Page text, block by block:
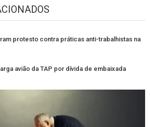
protesto contra práticas anti-trabalhistas na
avião da TAP por dívida de embaixada